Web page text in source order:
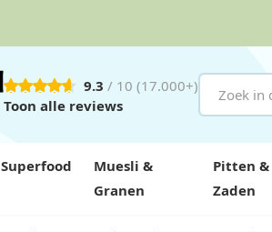
9.3 / 10 (17.000+)
Toon alle reviews
Superfood
Muesli &
Granen
Pitten &
Zaden